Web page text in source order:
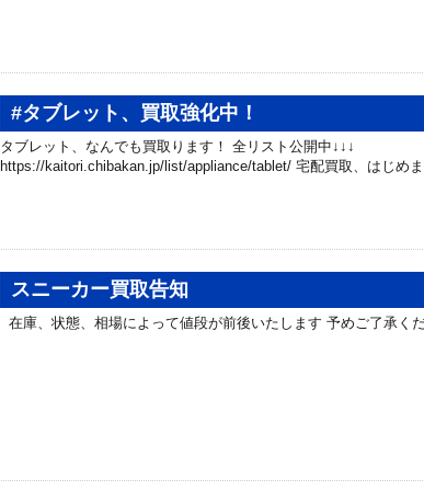
#タブレット、買取強化中！
タブレット、なんでも買取ります！ 全リスト公開中↓↓↓
https://kaitori.chibakan.jp/list/appliance/tablet/ 宅配買取、はじめ
スニーカー買取告知
在庫、状態、相場によって値段が前後いたします 予めご了承く